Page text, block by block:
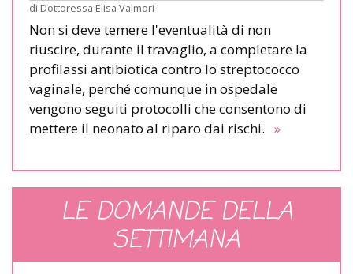
di Dottoressa Elisa Valmori
Non si deve temere l'eventualità di non
riuscire, durante il travaglio, a completare la
profilassi antibiotica contro lo streptococco
vaginale, perché comunque in ospedale
vengono seguiti protocolli che consentono di
mettere il neonato al riparo dai rischi. »
LE DOMANDE DELLA
SETTIMANA